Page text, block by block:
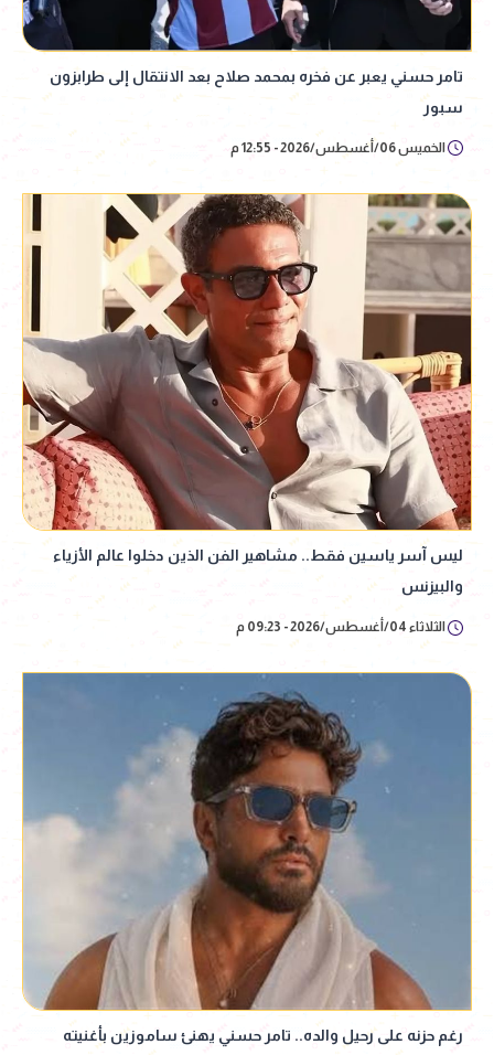
تامر حسني يعبر عن فخره بمحمد صلاح بعد الانتقال إلى طرابزون
سبور
الخميس 06/أغسطس/2026 - 12:55 م
ليس آسر ياسين فقط.. مشاهير الفن الذين دخلوا عالم الأزياء
والبيزنس
الثلاثاء 04/أغسطس/2026 - 09:23 م
رغم حزنه على رحيل والده.. تامر حسني يهنئ ساموزين بأغنيته